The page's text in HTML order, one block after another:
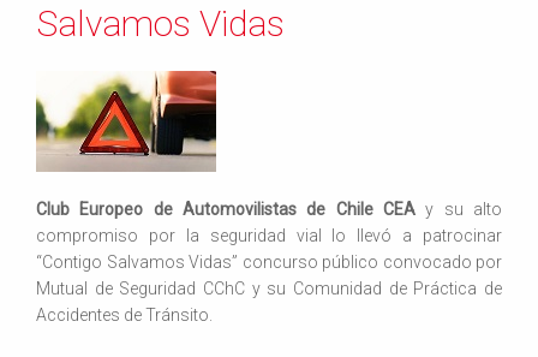
Salvamos Vidas
Club Europeo de Automovilistas de Chile CEA y su alto
compromiso por la seguridad vial lo llevó a patrocinar
“Contigo Salvamos Vidas” concurso público convocado por
Mutual de Seguridad CChC y su Comunidad de Práctica de
Accidentes de Tránsito.